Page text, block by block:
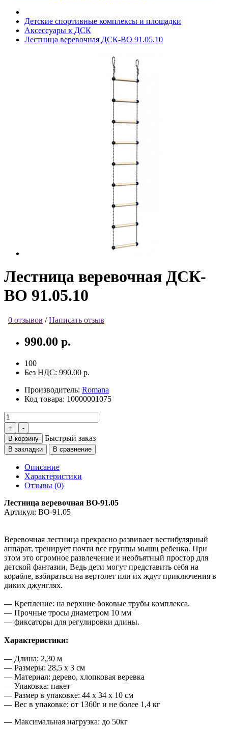
Детские спортивные комплексы и площадки
Аксессуары к ДСК
Лестница веревочная ДСК-ВО 91.05.10
Лестница веревочная ДСК-
ВО 91.05.10
0 отзывов /Написать отзыв
990.00 р.
100
Без НДС: 990.00 р.
Производитель: Romana
Код товара: 10000001075
В корзину Быстрый заказ
В закладки В сравнение
Описание
Характеристики
Отзывы (0)
Лестница веревочная ВО-91.05
Артикул: ВО-91.05
Веревочная лестница прекрасно развивает вестибулярный
аппарат, тренирует почти все группы мышц ребенка. При
этом это огромное развлечение и необъятный простор для
детской фантазии, Ведь дети могут представить себя на
корабле, взбираться на вертолет или их ждут приключения в
диких джунглях.
— Крепление: на верхние боковые трубы комплекса.
— Прочные тросы диаметром 10 мм
— фиксаторы для регулировки длины.
Характеристики:
— Длина: 2,30 м
— Размеры: 28,5 х 3 см
— Материал: дерево, хлопковая веревка
— Упаковка: пакет
— Размер в упаковке: 44 х 34 х 10 см
— Вес в упаковке: от 1360г и не более 1,4 кг
— Максимальная нагрузка: до 50кг